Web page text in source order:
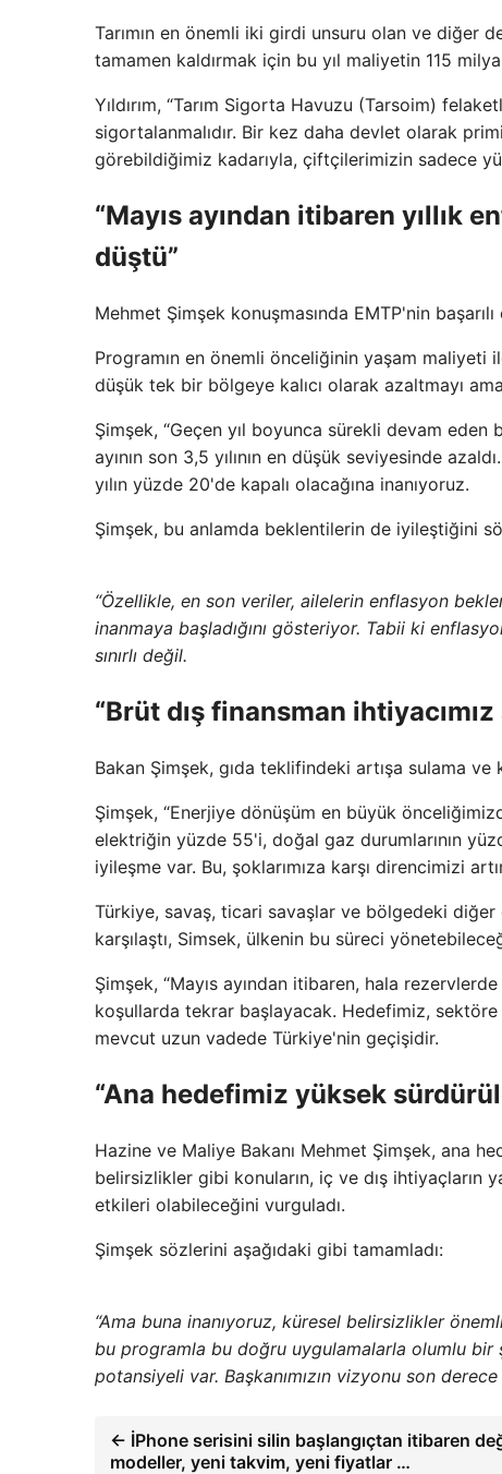
Tarımın en önemli iki girdi unsuru olan ve diğer
tamamen kaldırmak için bu yıl maliyetin 115
Yıldırım, “Tarım Sigorta Havuzu (Tarsoim)
sigortalanmalıdır. Bir kez daha devlet olarak
görebildiğimiz kadarıyla, çiftçilerimizin sadece
“Mayıs ayından itibaren yıllık
düştü”
Mehmet Şimşek konuşmasında EMTP'nin
Programın en önemli önceliğinin yaşam maliyeti
düşük tek bir bölgeye kalıcı olarak azaltmayı
Şimşek, “Geçen yıl boyunca sürekli devam eden
ayının son 3,5 yılının en düşük seviyesinde
yılın yüzde 20'de kapalı olacağına inanıyoruz.
Şimşek, bu anlamda beklentilerin de iyileştiğini
“Özellikle, en son veriler, ailelerin enflasyon
inanmaya başladığını gösteriyor. Tabii ki
sınırlı değil.
“Brüt dış finansman
Bakan Şimşek, gıda teklifindeki artışa sulama ve
Şimşek, “Enerjiye dönüşüm en büyük
elektriğin yüzde 55'i, doğal gaz durumlarının
iyileşme var. Bu, şoklarımıza karşı direncimizi
Türkiye, savaş, ticari savaşlar ve bölgedeki
karşılaştı, Simsek, ülkenin bu süreci
Şimşek, “Mayıs ayından itibaren, hala
koşullarda tekrar başlayacak. Hedefimiz,
mevcut uzun vadede Türkiye'nin geçişidir.
“Ana hedefimiz yüksek
Hazine ve Maliye Bakanı Mehmet Şimşek, ana
belirsizlikler gibi konuların, iç ve dış ihtiyaçların
etkileri olabileceğini vurguladı.
Şimşek sözlerini aşağıdaki gibi tamamladı:
“Ama buna inanıyoruz, küresel belirsizlikler
bu programla bu doğru uygulamalarla olumlu bir
potansiyeli var. Başkanımızın vizyonu son
← İPhone serisini silin başlangıçtan itibaren
modeller, yeni takvim, yeni fiyatlar …